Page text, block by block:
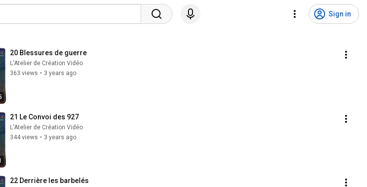
Sign in
20 Blessures de guerre
L'Atelier de Création Vidéo
363 views • 3 years ago
21 Le Convoi des 927
L'Atelier de Création Vidéo
344 views • 3 years ago
22 Derrière les barbelés